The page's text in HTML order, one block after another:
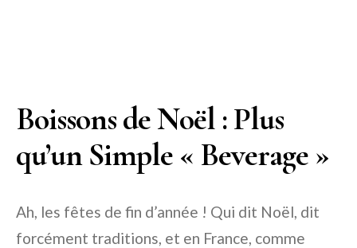
Boissons de Noël : Plus
qu’un Simple « Beverage »
Ah, les fêtes de fin d’année ! Qui dit Noël, dit
forcément traditions, et en France, comme